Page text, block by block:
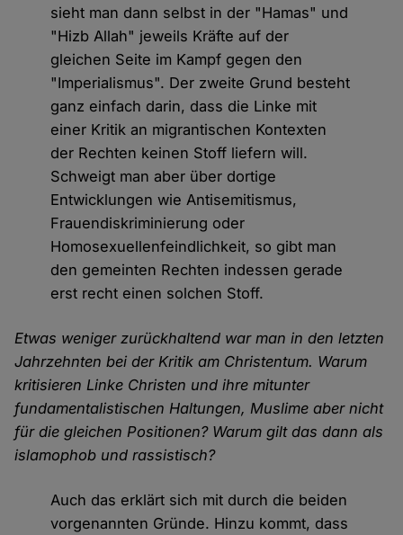
sieht man dann selbst in der "Hamas" und
"Hizb Allah" jeweils Kräfte auf der
gleichen Seite im Kampf gegen den
"Imperialismus". Der zweite Grund besteht
ganz einfach darin, dass die Linke mit
einer Kritik an migrantischen Kontexten
der Rechten keinen Stoff liefern will.
Schweigt man aber über dortige
Entwicklungen wie Antisemitismus,
Frauendiskriminierung oder
Homosexuellenfeindlichkeit, so gibt man
den gemeinten Rechten indessen gerade
erst recht einen solchen Stoff.
Etwas weniger zurückhaltend war man in den letzten
Jahrzehnten bei der Kritik am Christentum. Warum
kritisieren Linke Christen und ihre mitunter
fundamentalistischen Haltungen, Muslime aber nicht
für die gleichen Positionen? Warum gilt das dann als
islamophob und rassistisch?
Auch das erklärt sich mit durch die beiden
vorgenannten Gründe. Hinzu kommt, dass